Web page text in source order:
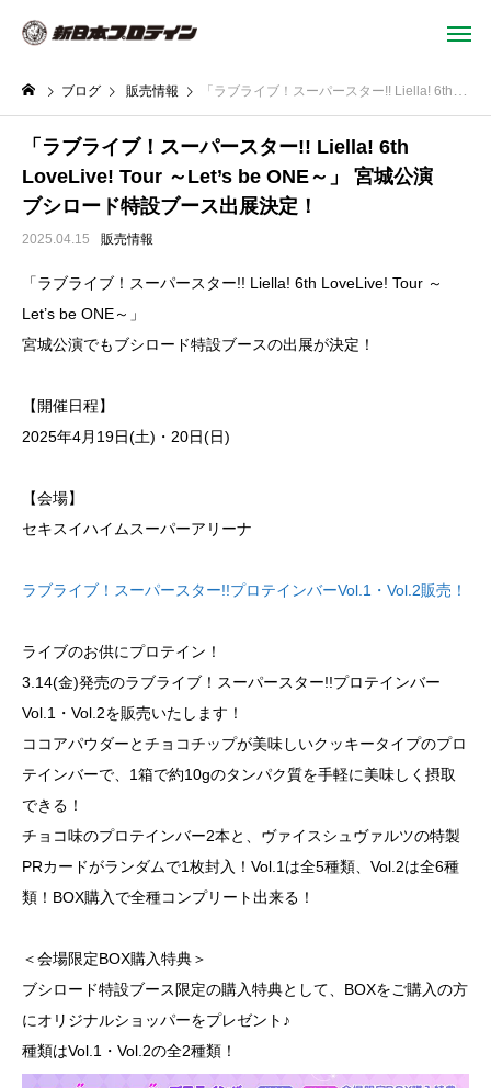
ブログ 販売情報 「ラブライブ！スーパースター!! Liella! 6th LoveLive! Tour ～Let’s be ONE～」 宮城公演 ブシロード特設ブース出展決定！
「ラブライブ！スーパースター!! Liella! 6th
LoveLive! Tour ～Let’s be ONE～」 宮城公演
ブシロード特設ブース出展決定！
2025.04.15 販売情報
「ラブライブ！スーパースター!! Liella! 6th LoveLive! Tour ～
Let’s be ONE～」
宮城公演でもブシロード特設ブースの出展が決定！
【開催日程】
2025年4月19日(土)・20日(日)
【会場】
セキスイハイムスーパーアリーナ
ラブライブ！スーパースター!!プロテインバーVol.1・Vol.2販売！
ライブのお供にプロテイン！
3.14(金)発売のラブライブ！スーパースター!!プロテインバー
Vol.1・Vol.2を販売いたします！
ココアパウダーとチョコチップが美味しいクッキータイプのプロ
テインバーで、1箱で約10gのタンパク質を手軽に美味しく摂取
できる！
チョコ味のプロテインバー2本と、ヴァイスシュヴァルツの特製
PRカードがランダムで1枚封入！Vol.1は全5種類、Vol.2は全6種
類！BOX購入で全種コンプリート出来る！
＜会場限定BOX購入特典＞
ブシロード特設ブース限定の購入特典として、BOXをご購入の方
にオリジナルショッパーをプレゼント♪
種類はVol.1・Vol.2の全2種類！